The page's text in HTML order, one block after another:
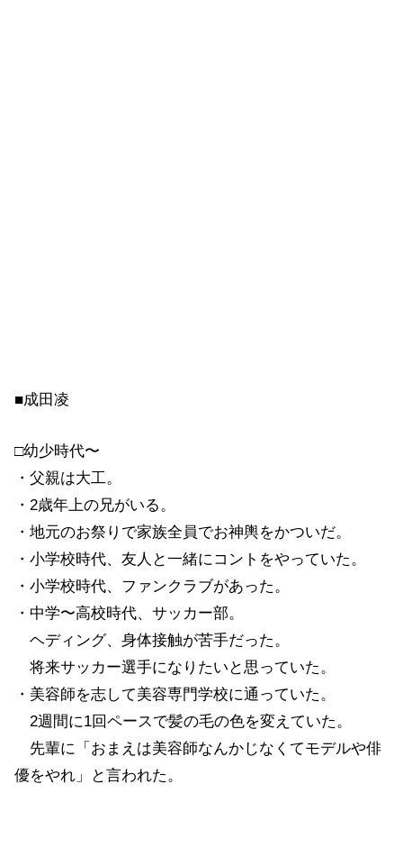
■成田凌
□幼少時代〜
・父親は大工。
・2歳年上の兄がいる。
・地元のお祭りで家族全員でお神輿をかついだ。
・小学校時代、友人と一緒にコントをやっていた。
・小学校時代、ファンクラブがあった。
・中学〜高校時代、サッカー部。
ヘディング、身体接触が苦手だった。
将来サッカー選手になりたいと思っていた。
・美容師を志して美容専門学校に通っていた。
2週間に1回ペースで髪の毛の色を変えていた。
先輩に「おまえは美容師なんかじなくてモデルや俳
優をやれ」と言われた。